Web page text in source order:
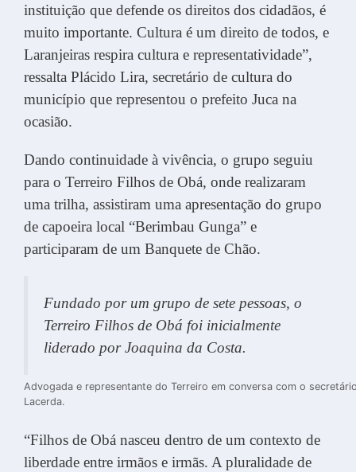
instituição que defende os direitos dos cidadãos, é
muito importante. Cultura é um direito de todos, e
Laranjeiras respira cultura e representatividade”,
ressalta Plácido Lira, secretário de cultura do
município que representou o prefeito Juca na
ocasião.
Dando continuidade à vivência, o grupo seguiu
para o Terreiro Filhos de Obá, onde realizaram
uma trilha, assistiram uma apresentação do grupo
de capoeira local “Berimbau Gunga” e
participaram de um Banquete de Chão.
Fundado por um grupo de sete pessoas, o
Terreiro Filhos de Obá foi inicialmente
liderado por Joaquina da Costa.
Advogada e representante do Terreiro em conversa com o
Lacerda.
“Filhos de Obá nasceu dentro de um contexto de
liberdade entre irmãos e irmãs. A pluralidade de